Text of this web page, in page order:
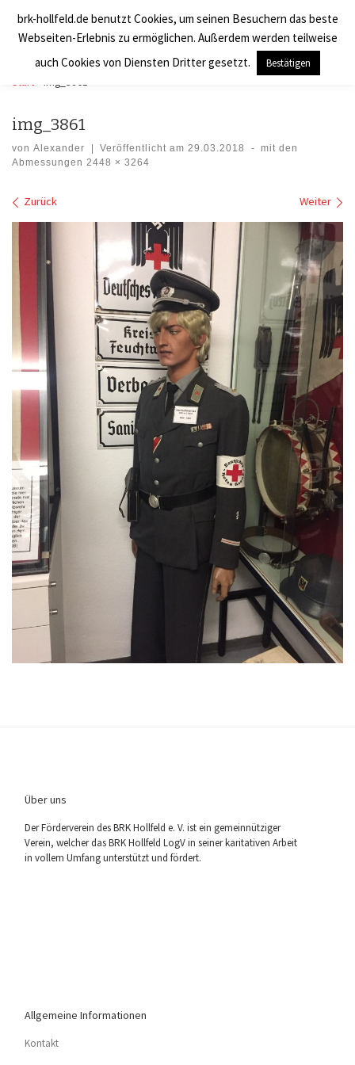
Zum Inhalt springen
BRK Hollfeld LogV
Search
Start img_3861
img_3861
von Alexander Veröffentlicht am29.03.2018 - mit den
Abmessungen 2448 × 3264
Bilder Navigation
Zurück Weiter
Über uns
Der För­der­ver­ein des BRK Holl­feld e. V. ist ein gemein­nüt­zi­ger
Ver­ein, wel­cher das BRK Holl­feld LogV in sei­ner kari­ta­ti­ven Arbeit
in vol­lem Umfang unter­stützt und fördert.
Allgemeine Informationen
Kon­takt
brk-hollfeld.de benutzt Cookies, um seinen Besuchern das beste
Webseiten-Erlebnis zu ermöglichen. Außerdem werden teilweise
auch Cookies von Diensten Dritter gesetzt.
Bestätigen